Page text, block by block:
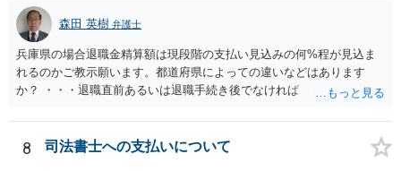
森田 英樹 弁護士
兵庫県の場合退職金精算額は現段階の支払い見込みの何%程が見込ま
れるのかご教示願います。都道府県によっての違いなどはあります
か？ ・・・退職直前あるいは退職手続き後でなければ １２・５％が
準でしょう。 また着手して頂いてから最短どのくらいで認可されるの
でしょうか？ ・・・受任通知を送付して 債権者からの債権調査票が
回答されるまで ２か月程度 その間に準備が進めば 直ちに申し立
8 司法書士への支払いについて